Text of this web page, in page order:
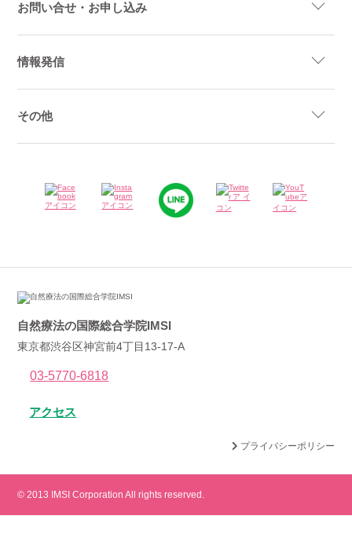
お問い合せ・お申し込み
情報発信
その他
自然療法の国際総合学院IMSI
東京都渋谷区神宮前4丁目13-17-A
03-5770-6818
アクセス
プライバシーポリシー
© 2013 IMSI Corporation All rights reserved.